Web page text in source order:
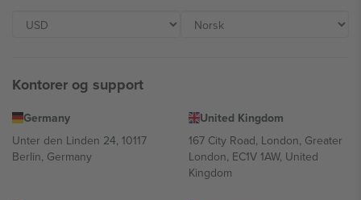
Kontorer og support
Germany
Unter den Linden 24, 10117
Berlin, Germany
United Kingdom
167 City Road, London, Greater
London, EC1V 1AW, United
Kingdom